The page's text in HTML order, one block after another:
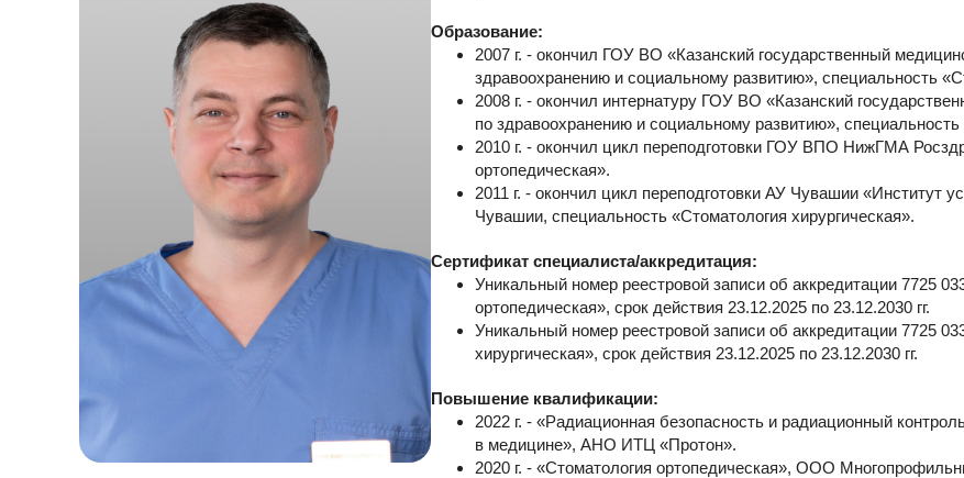
Образование:
2007 г. - окончил ГОУ ВО «Казанский государственный
здравоохранению и социальному развитию», специальность
2008 г. - окончил интернатуру ГОУ ВО «Казанский
по здравоохранению и социальному развитию»,
2010 г. - окончил цикл переподготовки ГОУ ВПО НижГМА
ортопедическая».
2011 г. - окончил цикл переподготовки АУ Чувашии «Институт
Чувашии, специальность «Стоматология хирургическая».
Сертификат специалиста/аккредитация:
Уникальный номер реестровой записи об аккредитации 7725
ортопедическая», срок действия 23.12.2025 по 23.12.2030 гг.
Уникальный номер реестровой записи об аккредитации 7725
хирургическая», срок действия 23.12.2025 по 23.12.2030 гг.
Повышение квалификации:
2022 г. - «Радиационная безопасность и радиационный
в медицине», АНО ИТЦ «Протон».
2020 г. - «Стоматология ортопедическая», ООО